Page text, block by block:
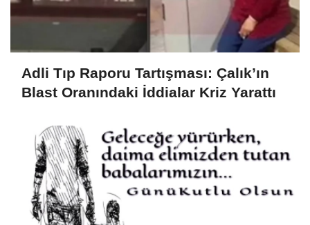
Adli Tıp Raporu Tartışması: Çalık’ın
Blast Oranındaki İddialar Kriz Yarattı